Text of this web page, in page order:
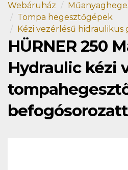
Webáruház
Tompa hegesztőgépek
Kézi vezérlésű hidraulikus
HÜRNER 250
Hydraulic kézi